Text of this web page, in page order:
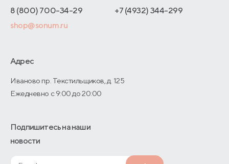
Адреса магазинов
Договор-оферты
Оптовые продажи
О производстве
8 (800) 700-34-29
+7 (4932) 344-299
shop@sonum.ru
Адрес
Иваново пр. Текстильщиков, д. 125
Ежедневно с 9:00 до 20:00
Подпишитесь на наши
новости